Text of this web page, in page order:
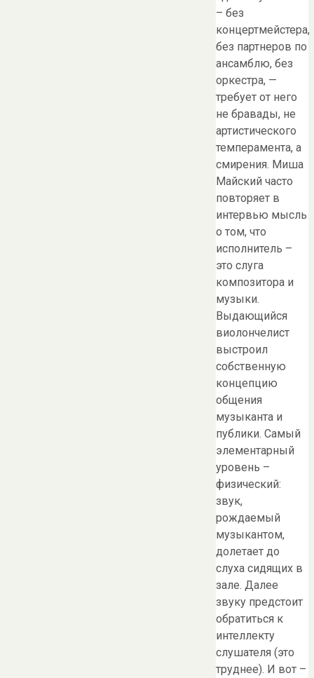
– без
концертмейстера,
без партнеров по
ансамблю, без
оркестра, —
требует от него
не бравады, не
артистического
темперамента, а
смирения. Миша
Майский часто
повторяет в
интервью мысль
о том, что
исполнитель –
это слуга
композитора и
музыки.
Выдающийся
виолончелист
выстроил
собственную
концепцию
общения
музыканта и
публики. Самый
элементарный
уровень –
физический:
звук,
рождаемый
музыкантом,
долетает до
слуха сидящих в
зале. Далее
звуку предстоит
обратиться к
интеллекту
слушателя (это
труднее). И вот –